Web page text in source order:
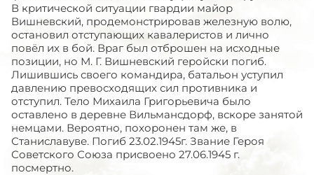
В критической ситуации гвардии майор
Вишневский, продемонстрировав железную волю,
остановил отступающих кавалеристов и лично
повёл их в бой. Враг был отброшен на исходные
позиции, но М. Г. Вишневский геройски погиб.
Лишившись своего командира, батальон уступил
давлению превосходящих сил противника и
отступил. Тело Михаила Григорьевича было
оставлено в деревне Вильмансдорф, вскоре занятой
немцами. Вероятно, похоронен там же, в
Станиславуве. Погиб 23.02.1945г. Звание Героя
Советского Союза присвоено 27.06.1945 г.
посмертно.